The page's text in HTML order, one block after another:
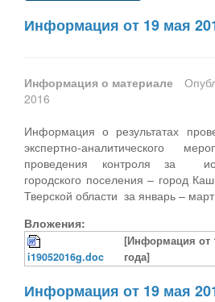
Информация от 19 мая
Информация о материале
2016
Информация о результатах
экспертно-аналитического
проведения контроля за
городского поселения – город
Тверской области за январь –
Вложения:
i19052016g.doc
[Информация от
года]
Информация от 19 мая